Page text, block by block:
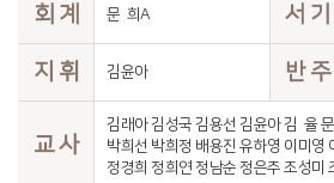
회 계 문 희A 서 기
지 휘 김윤아 반 주
교 사
김래아 김성국 김용선 김윤아 김 율
박희선 박희정 배용진 유하영 이미영
정경희 정희연 정남순 정은주 조성미